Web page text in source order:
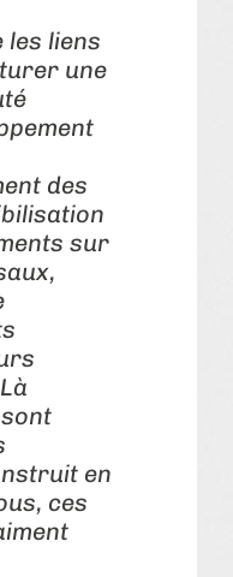
les liens
une
des
sur
en
ces